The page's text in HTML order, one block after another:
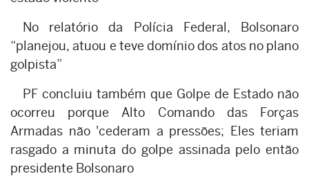
No relatório da Polícia Federal, Bolsonaro
“planejou, atuou e teve domínio dos atos no plano
golpista”
PF concluiu também que Golpe de Estado não
ocorreu porque Alto Comando das Forças
Armadas não 'cederam a pressões; Eles teriam
rasgado a minuta do golpe assinada pelo então
presidente Bolsonaro